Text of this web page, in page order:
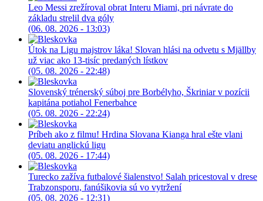
Leo Messi zrežíroval obrat Interu Miami, pri návrate do
základu strelil dva góly
(06. 08. 2026 - 13:03)
Útok na Ligu majstrov láka! Slovan hlási na odvetu s Mjällby
už viac ako 13-tisíc predaných lístkov
(05. 08. 2026 - 22:48)
Slovenský trénerský súboj pre Borbélyho, Škriniar v pozícii
kapitána potiahol Fenerbahce
(05. 08. 2026 - 22:24)
Príbeh ako z filmu! Hrdina Slovana Kianga hral ešte vlani
deviatu anglickú ligu
(05. 08. 2026 - 17:44)
Turecko zažíva futbalové šialenstvo! Salah pricestoval v drese
Trabzonsporu, fanúšikovia sú vo vytržení
(05. 08. 2026 - 12:31)